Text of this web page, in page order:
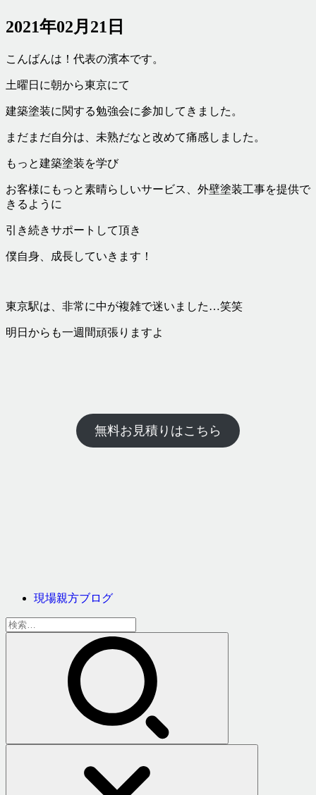
2021年02月21日
こんばんは！代表の濱本です。
土曜日に朝から東京にて
建築塗装に関する勉強会に参加してきました。
まだまだ自分は、未熟だなと改めて痛感しました。
もっと建築塗装を学び
お客様にもっと素晴らしいサービス、外壁塗装工事を提供で
きるように
引き続きサポートして頂き
僕自身、成長していきます！
東京駅は、非常に中が複雑で迷いました…笑笑
明日からも一週間頑張りますよ
無料お見積りはこちら
現場親方ブログ
検
索: